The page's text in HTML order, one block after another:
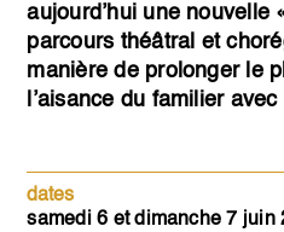
aujourd’hui une nouvelle
parcours théâtral et
manière de prolonger le
l’aisance du familier
dates
samedi 6 et dimanche 7 juin